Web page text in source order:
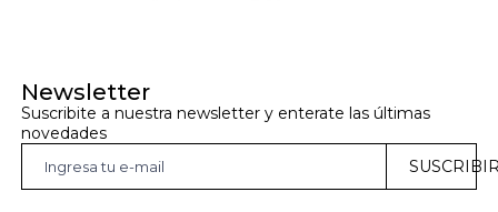
Newsletter
Suscribite a nuestra newsletter y enterate las últimas
novedades